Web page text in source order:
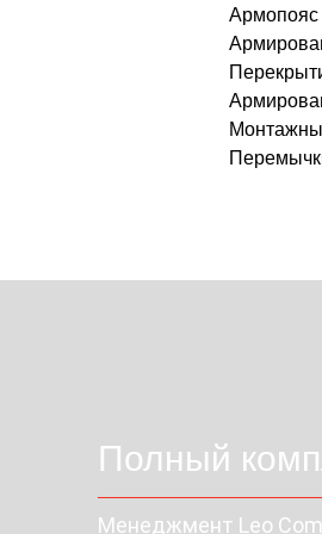
Армопояс
Полный
Менеджмент Leo